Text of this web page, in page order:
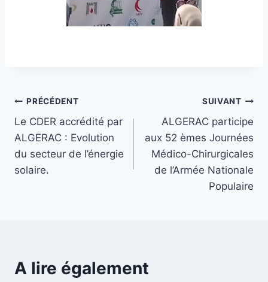
PRÉCÉDENT
Le CDER accrédité par
ALGERAC : Evolution
du secteur de l’énergie
solaire.
SUIVANT
ALGERAC participe
aux 52 èmes Journées
Médico-Chirurgicales
de l’Armée Nationale
Populaire
A lire également